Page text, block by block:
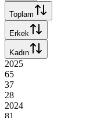
Toplam
Erkek
Kadın
2025
65
37
28
2024
81